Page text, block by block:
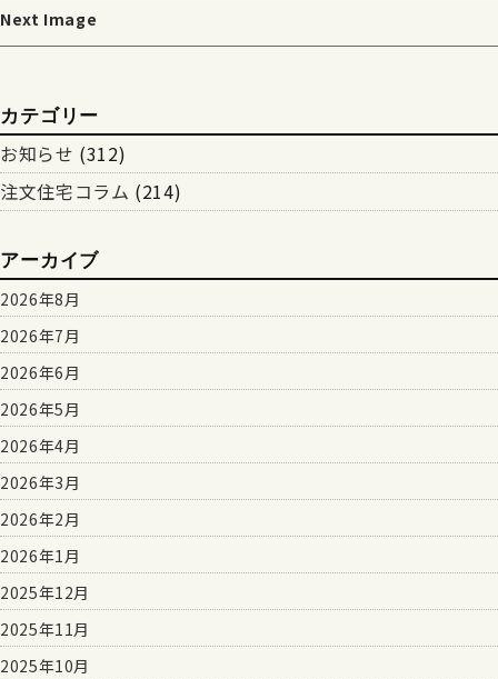
Next Image
カテゴリー
お知らせ (312)
注文住宅コラム (214)
アーカイブ
2026年8月
2026年7月
2026年6月
2026年5月
2026年4月
2026年3月
2026年2月
2026年1月
2025年12月
2025年11月
2025年10月